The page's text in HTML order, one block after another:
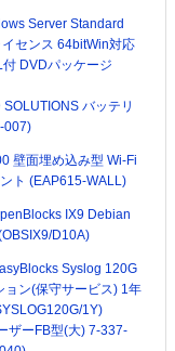
Server Standard
センス 64bitWin対応
DVDパッケージ
SOLUTIONS バッテリ
007)
壁面埋め込み型 Wi-Fi
ト (EAP615-WALL)
IX9 Debian
D10A)
Syslog 120G
ョン(保守サービス) 1年
1Y)
ザーFB型(大) 7-337-